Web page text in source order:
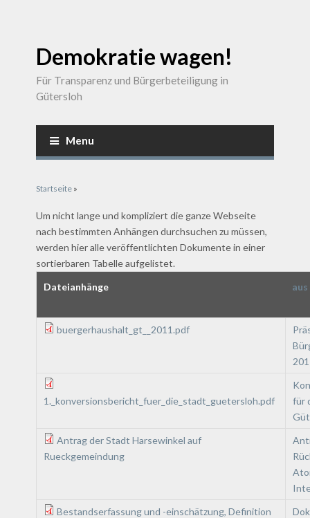
Demokratie wagen!
Für Transparenz und Bürgerbeteiligung in
Gütersloh
Menu
Sie sind hier
Startseite »
Um nicht lange und kompliziert die ganze Webseite
nach bestimmten Anhängen durchsuchen zu müssen,
werden hier alle veröffentlichten Dokumente in einer
sortierbaren Tabelle aufgelistet.
Dateianhänge
buergerhaushalt_gt__2011.pdf
1._konversionsbericht_fuer_die_stadt_guetersloh.pdf
für
Antrag der Stadt Harsewinkel auf
Rueckgemeindung
Bestandserfassung und -einschätzung, Definition